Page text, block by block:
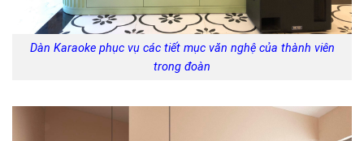
Dàn Karaoke phục vụ các tiết mục văn nghệ của thành viên
trong đoàn